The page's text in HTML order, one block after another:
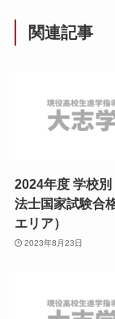
関連記事
2024年度 学校
法士国家試験合
エリア）
2023年8月23日